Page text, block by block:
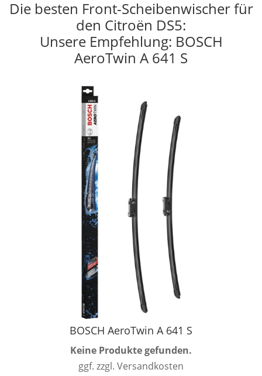
Die besten Front-Scheibenwischer für
den Citroën DS5:
Unsere Empfehlung: BOSCH
AeroTwin A 641 S
BOSCH AeroTwin A 641 S
Keine Produkte gefunden.
ggf. zzgl. Versandkosten